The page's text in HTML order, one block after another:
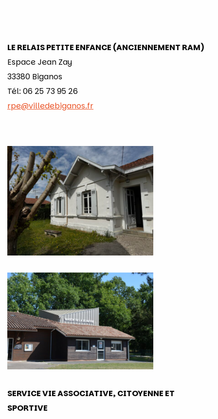
LE RELAIS PETITE ENFANCE (ANCIENNEMENT RAM)
Espace Jean Zay
33380 Biganos
Tél: 06 25 73 95 26
rpe@villedebiganos.fr
SERVICE VIE ASSOCIATIVE, CITOYENNE ET
SPORTIVE